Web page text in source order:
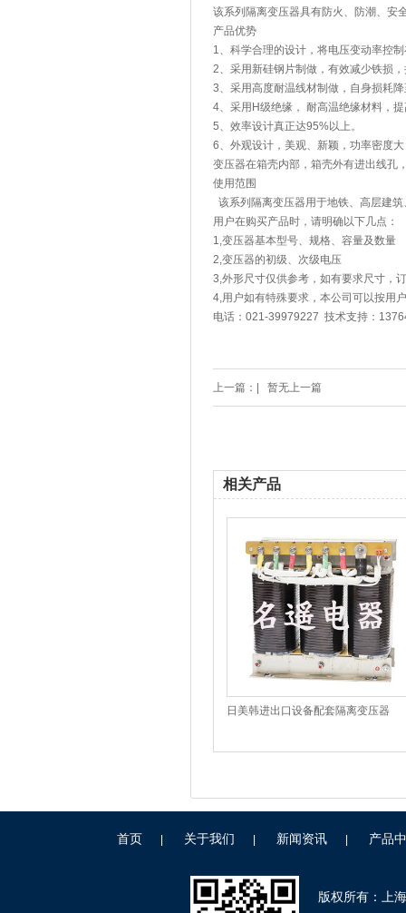
该系列隔离变压器具有防火、防潮、安
产品优势
1、科学合理的设计，将电压变动率控
2、采用新硅钢片制做，有效减少铁损
3、采用高度耐温线材制做，自身损耗
4、采用H级绝缘， 耐高温绝缘材料，
5、效率设计真正达95%以上。
6、外观设计，美观、新颖，功率密度
变压器在箱壳内部，箱壳外有进出线孔
使用范围
该系列隔离变压器用于地铁、高层建
用户在购买产品时，请明确以下几点：
1,变压器基本型号、规格、容量及数量
2,变压器的初级、次级电压
3,外形尺寸仅供参考，如有要求尺寸，
4,用户如有特殊要求，本公司可以按用
电话：021-39979227 技术支持：
上一篇：| 暂无上一篇
相关产品
日美韩进出口设备配套隔离变压器
首页 关于我们 新闻资讯 产品
版权所有：上